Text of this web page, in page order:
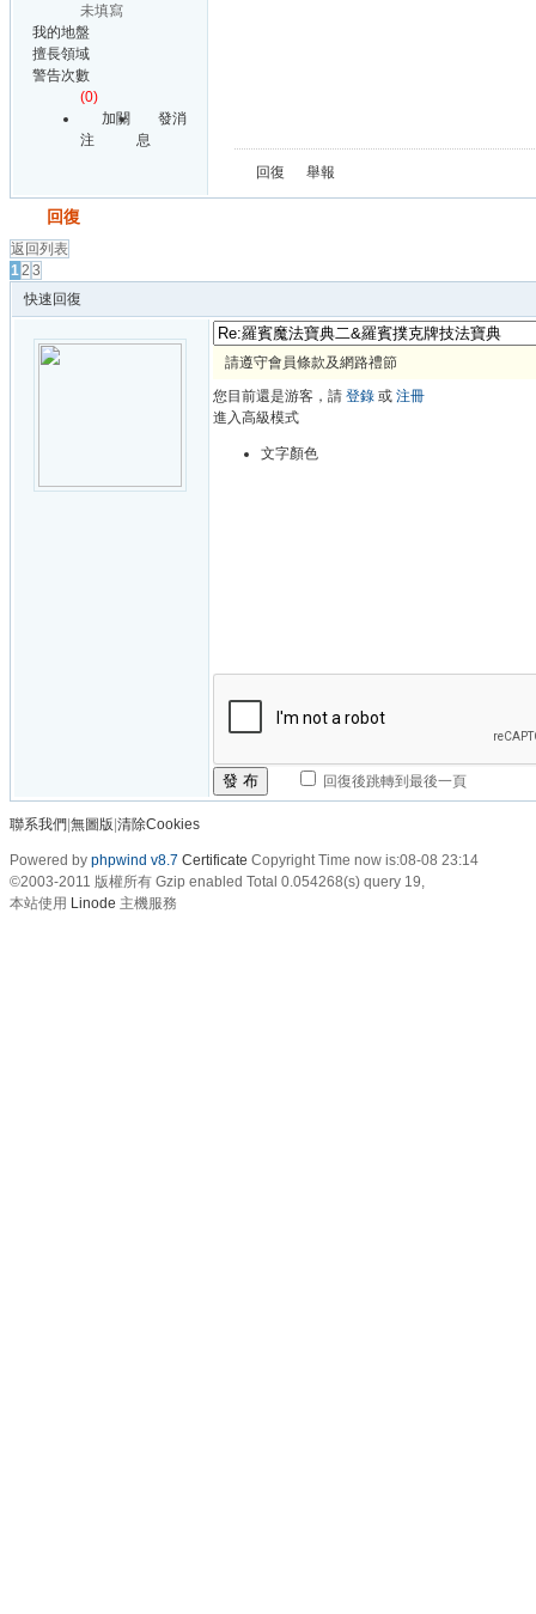
未填寫
我的地盤
擅長領域
警告次數
(0)
加關
注
發消
息
回復
舉報
回復
返回列表
12 3
快速回復
請遵守會員條款及網路禮節
您目前還是游客，請 登錄 或 注冊
進入高級模式
文字顏色
發 布 回復後跳轉到最後一頁
聯系我們 無圖版 清除Cookies
Powered by phpwind v8.7 Certificate Copyright Time now is:08-08 23:14
©2003-2011 版權所有 Gzip enabled Total 0.054268(s) query 19,
本站使用 Linode 主機服務